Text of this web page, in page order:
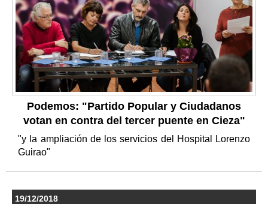
Podemos: "Partido Popular y Ciudadanos
votan en contra del tercer puente en Cieza"
"y la ampliación de los servicios del Hospital Lorenzo
Guirao"
19/12/2018